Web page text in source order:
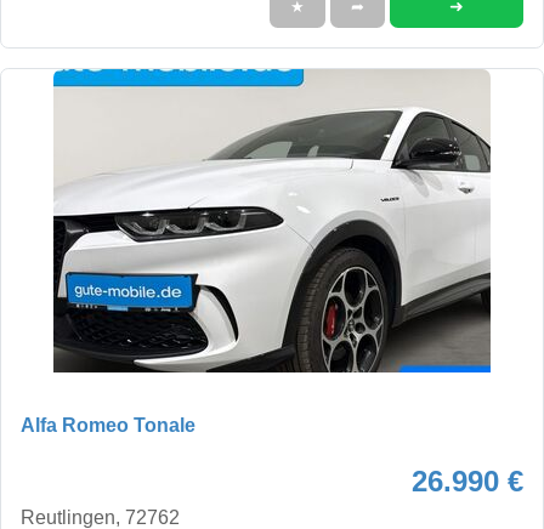
★ ➦ ➜
Alfa Romeo Tonale
26.990 €
Reutlingen, 72762